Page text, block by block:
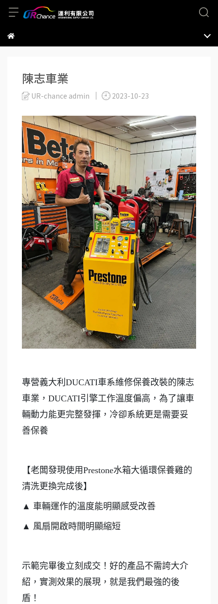
陳志車業
UR-chance admin 2023-10-23
專營義大利DUCATI車系維修保養改裝的陳志
車業，DUCATI引擎工作溫度偏高，為了讓車
輛動力能更完整發揮，冷卻系統更是需要妥
善保養
【老闆發現使用Prestone水箱大循環保養雞的
清洗更換完成後】
▲ 車輛運作的溫度能明顯感受改善
▲ 風扇開啟時間明顯縮短
示範完畢後立刻成交！好的產品不需誇大介
紹，實測效果的展現，就是我們最強的後
盾！